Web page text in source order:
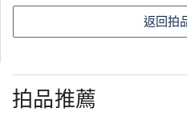
返回拍
拍品推薦